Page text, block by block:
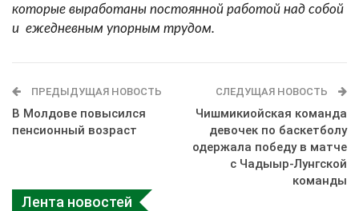
которые выработаны постоянной работой над собой
и ежедневным упорным трудом.
ПРЕДЫДУЩАЯ НОВОСТЬ
В Молдове повысился
пенсионный возраст
СЛЕДУЩАЯ НОВОСТЬ
Чишмикиойская команда
девочек по баскетболу
одержала победу в матче
с Чадыыр-Лунгской
команды
Лента новостей